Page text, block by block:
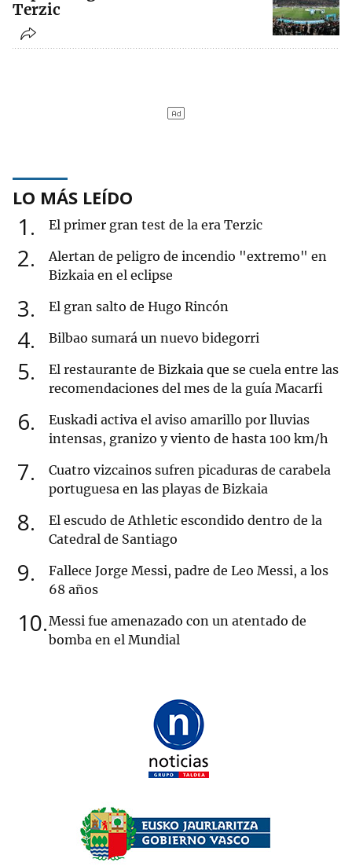
Terzic
LO MÁS LEÍDO
1 El primer gran test de la era Terzic
2
Alertan de peligro de incendio "extremo" en
Bizkaia en el eclipse
3 El gran salto de Hugo Rincón
4 Bilbao sumará un nuevo bidegorri
5
El restaurante de Bizkaia que se cuela entre las
recomendaciones del mes de la guía Macarfi
6
Euskadi activa el aviso amarillo por lluvias
intensas, granizo y viento de hasta 100 km/h
7
Cuatro vizcainos sufren picaduras de carabela
portuguesa en las playas de Bizkaia
8
El escudo de Athletic escondido dentro de la
Catedral de Santiago
9
Fallece Jorge Messi, padre de Leo Messi, a los
68 años
10 Messi fue amenazado con un atentado de
bomba en el Mundial